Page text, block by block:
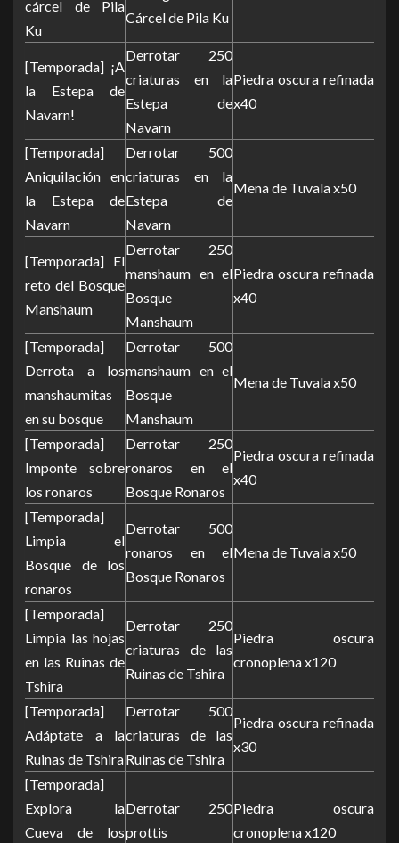
cárcel de Pila
Ku
Cárcel de Pila Ku
[Temporada] ¡A
la Estepa de
Navarn!
Derrotar 250
criaturas en la
Estepa de
Navarn
Piedra oscura refinada
x40
[Temporada]
Aniquilación en
la Estepa de
Navarn
Derrotar 500
criaturas en la
Estepa de
Navarn
Mena de Tuvala x50
[Temporada] El
reto del Bosque
Manshaum
Derrotar 250
manshaum en el
Bosque
Manshaum
Piedra oscura refinada
x40
[Temporada]
Derrota a los
manshaumitas
en su bosque
Derrotar 500
manshaum en el
Bosque
Manshaum
Mena de Tuvala x50
[Temporada]
Imponte sobre
los ronaros
Derrotar 250
ronaros en el
Bosque Ronaros
Piedra oscura refinada
x40
[Temporada]
Limpia el
Bosque de los
ronaros
Derrotar 500
ronaros en el
Bosque Ronaros
Mena de Tuvala x50
[Temporada]
Limpia las hojas
en las Ruinas de
Tshira
Derrotar 250
criaturas de las
Ruinas de Tshira
Piedra oscura
cronoplena x120
[Temporada]
Adáptate a la
Ruinas de Tshira
Derrotar 500
criaturas de las
Ruinas de Tshira
Piedra oscura refinada
x30
[Temporada]
Explora la
Cueva de los
Derrotar 250
prottis
Piedra oscura
cronoplena x120